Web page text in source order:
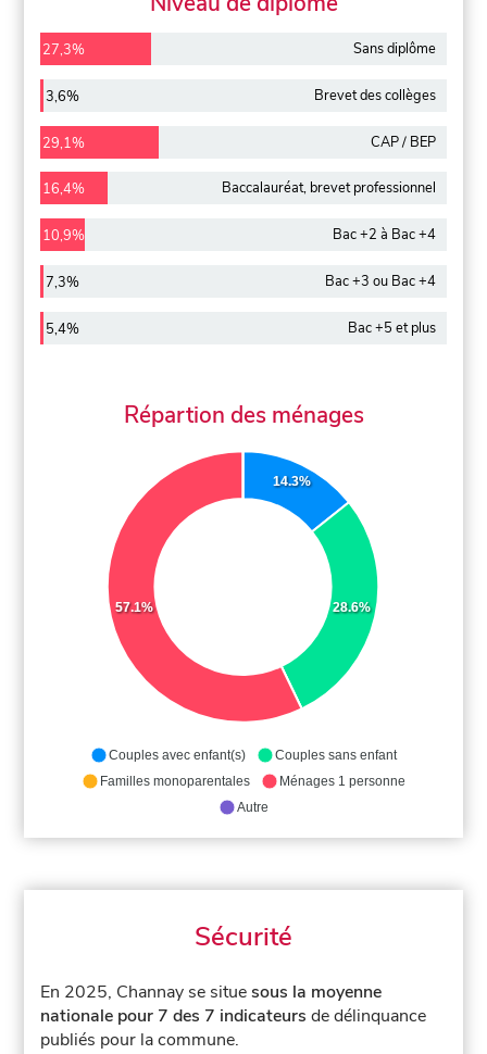
27,3% Sans diplôme
3,6% Brevet des collèges
29,1% CAP / BEP
16,4% Baccalauréat, brevet professionnel
10,9% Bac +2 à Bac +4
7,3% Bac +3 ou Bac +4
5,4% Bac +5 et plus
Répartion des ménages
14.3%
28.6%
57.1%
Couples avec enfant(s)
Couples sans enfant
Familles monoparentales
Ménages 1 personne
Autre
Sécurité
En 2025, Channay se situesous la moyenne
nationale pour 7 des 7 indicateurs de délinquance
publiés pour la commune.